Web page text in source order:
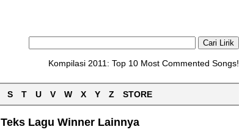
Kompilasi 2011: Top 10 Most Commented Songs!
S T U V W X Y Z STORE
Teks Lagu Winner Lainnya